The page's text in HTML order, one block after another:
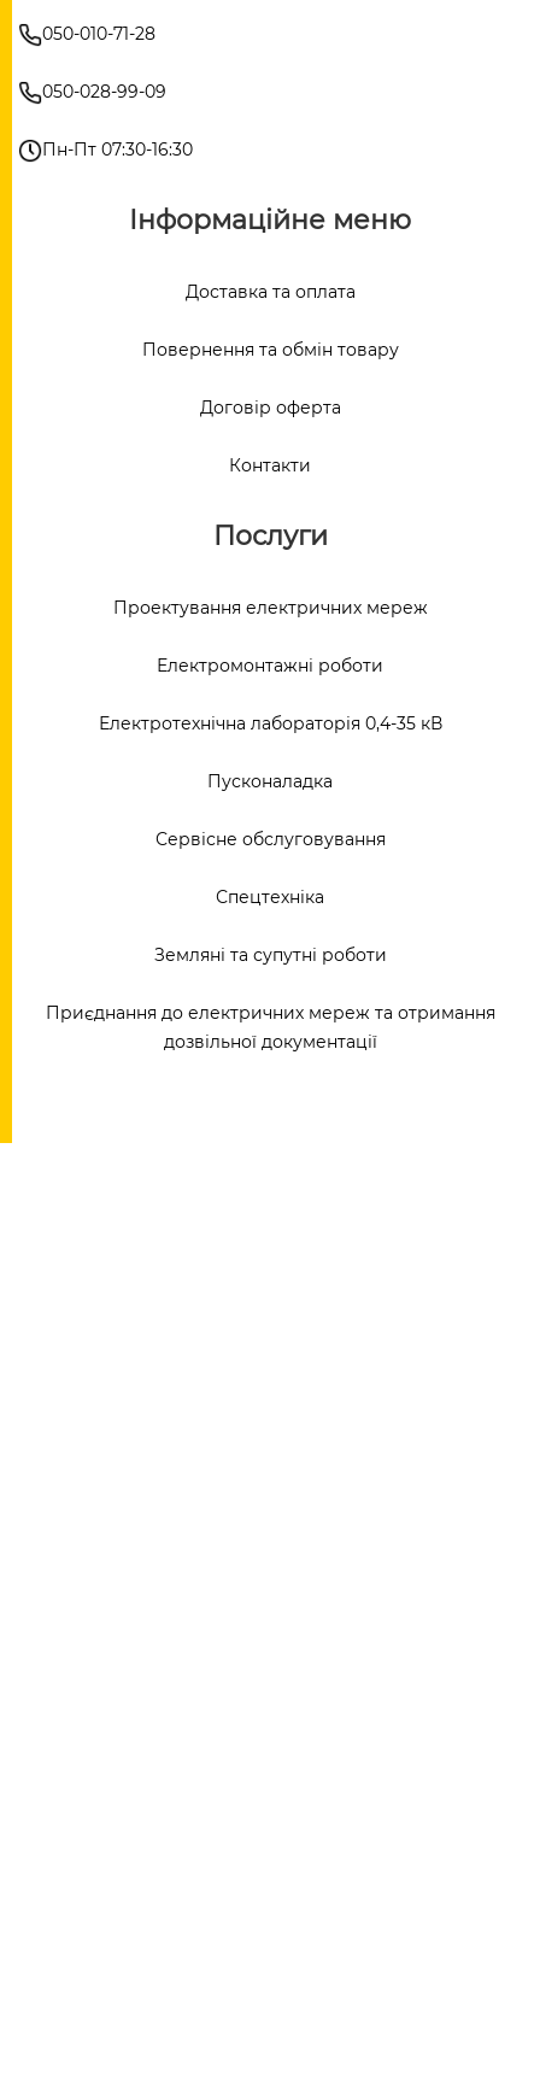
050-010-71-28
050-028-99-09
Пн-Пт 07:30-16:30
Інформаційне меню
Доставка та оплата
Повернення та обмін товару
Договір оферта
Контакти
Послуги
Проектування електричних мереж
Електромонтажні роботи
Електротехнічна лабораторія 0,4-35 кВ
Пусконаладка
Сервісне обслуговування
Спецтехніка
Земляні та супутні роботи
Приєднання до електричних мереж та отримання
дозвільної документації